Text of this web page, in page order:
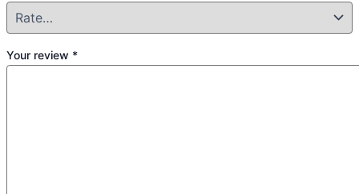
Your review *